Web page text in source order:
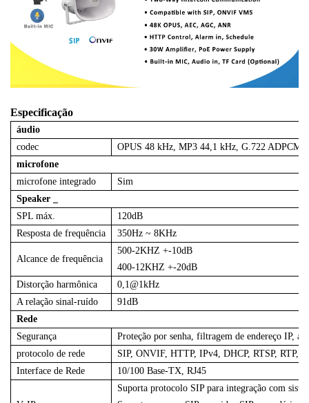
Especificação
áudio
codec
OPUS 48 kHz, MP3 44,1 kHz, G.722 ADPCM
microfone
microfone integrado
Sim
Speaker
SPL máx.
120dB
Resposta de frequência
350Hz ~ 8KHz
Alcance de frequência
500-2KHZ +-10dB
400-12KHZ +-20dB
Distorção harmônica
0,1@1kHz
A relação sinal-ruído
91dB
Rede
Segurança
Proteção por senha, filtragem de endereço IP,
protocolo de rede
SIP, ONVIF, HTTP, IPv4, DHCP, RTSP, RTP,
Interface de Rede
10/100 Base-TX, RJ45
Suporta protocolo SIP para integração com